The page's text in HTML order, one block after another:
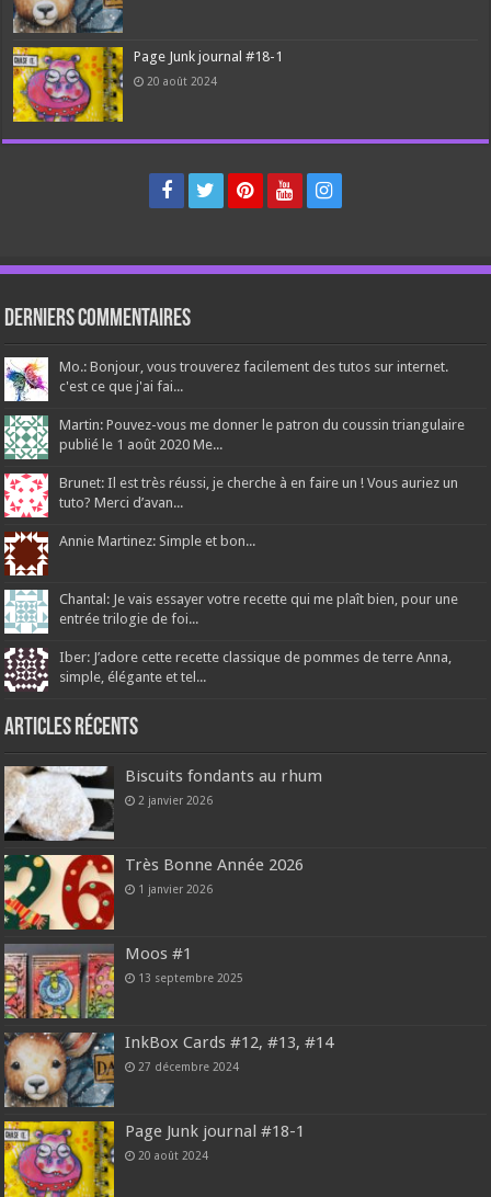
Page Junk journal #18-1
20 août 2024
Derniers Commentaires
Mo.: Bonjour, vous trouverez facilement des tutos sur internet.
c'est ce que j'ai fai...
Martin: Pouvez-vous me donner le patron du coussin triangulaire
publié le 1 août 2020 Me...
Brunet: Il est très réussi, je cherche à en faire un ! Vous auriez un
tuto? Merci d’avan...
Annie Martinez: Simple et bon...
Chantal: Je vais essayer votre recette qui me plaît bien, pour une
entrée trilogie de foi...
Iber: J’adore cette recette classique de pommes de terre Anna,
simple, élégante et tel...
Articles récents
Biscuits fondants au rhum
2 janvier 2026
Très Bonne Année 2026
1 janvier 2026
Moos #1
13 septembre 2025
InkBox Cards #12, #13, #14
27 décembre 2024
Page Junk journal #18-1
20 août 2024